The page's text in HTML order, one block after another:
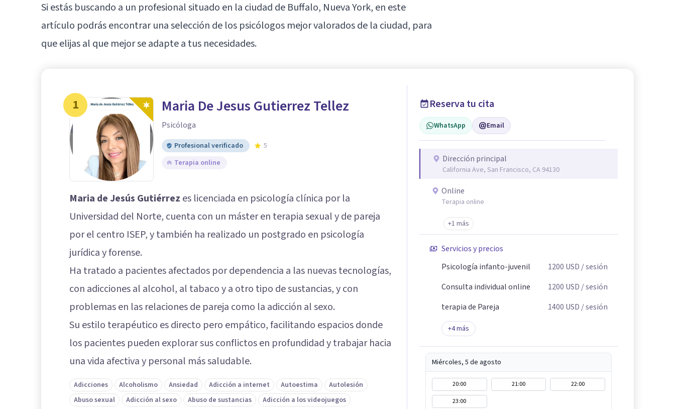
Si estás buscando a un profesional situado en la ciudad de Buffalo, Nueva York, en este
artículo podrás encontrar una selección de los psicólogos mejor valorados de la ciudad, para
que elijas al que mejor se adapte a tus necesidades.
1 Maria De Jesus Gutierrez Tellez
Psicóloga
Profesional verificado
5
Terapia online
Maria de Jesús Gutiérrez es licenciada en psicología clínica por la
Universidad del Norte, cuenta con un máster en terapia sexual y de pareja
por el centro ISEP, y también ha realizado un postgrado en psicología
jurídica y forense.
Ha tratado a pacientes afectados por dependencia a las nuevas tecnologías,
con adicciones al alcohol, al tabaco y a otro tipo de sustancias, y con
problemas en las relaciones de pareja como la adicción al sexo.
Su estilo terapéutico es directo pero empático, facilitando espacios donde
los pacientes pueden explorar sus conflictos en profundidad y trabajar hacia
una vida afectiva y personal más saludable.
Adicciones Alcoholismo Ansiedad Adicción a internet Autoestima
Autolesión
Abuso sexual
Adicción al sexo Abuso de sustancias Adicción a los videojuegos
Reserva tu cita
WhatsApp Email
Dirección principal
California Ave, San Francisco, CA 94130
Online
Terapia online
+1 más
Servicios y precios
Psicología infanto-juvenil
1200 USD/ sesión
Consulta individual online
1200 USD/ sesión
terapia de Pareja
1400 USD/ sesión
+4más
Miércoles, 5 de agosto
20:00 21:00
22:00
23:00